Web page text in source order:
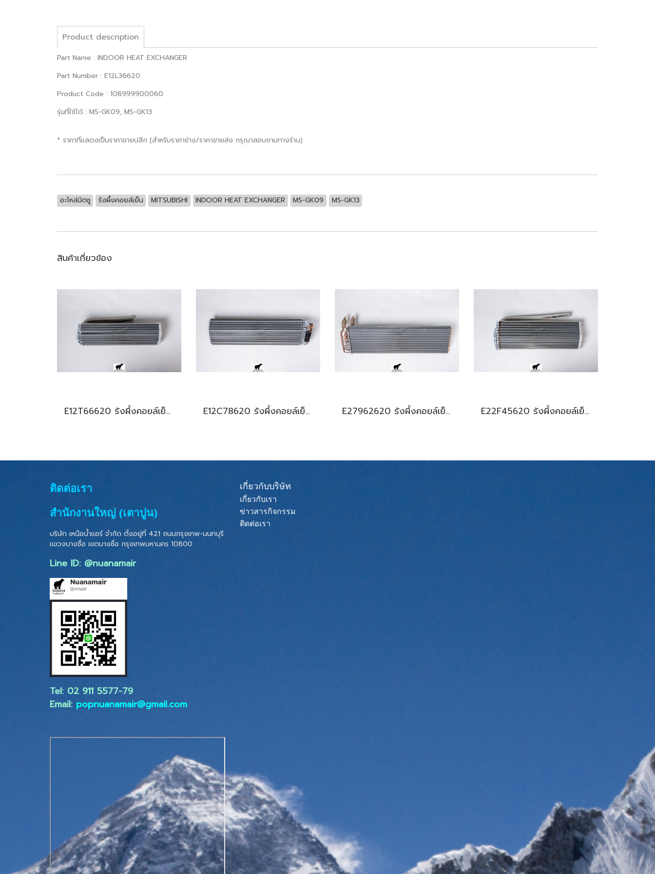
Product description
Part Name : INDOOR HEAT EXCHANGER
Part Number : E12L36620
Product Code : 108999900060
รุ่นที่ใช้ได้ : MS-GK09, MS-GK13
* ราคาที่แสดงเป็นราคาขายปลีก (สำหรับราคาช่าง/ราคาขายส่ง กรุณาสอบถามทางร้าน)
อะไหล่มิตซู รังผึ้งคอยล์เย็น MITSUBISHI INDOOR HEAT EXCHANGER MS-GK09 MS-GK13
สินค้าเกี่ยวข้อง
E12T66620 รังผึ้งคอยล์เย็น สำหรับแอร์มิตซู รุ่น MSY-GM09,13,15 E12C78620 รังผึ้งคอยล์เย็น สำหรับแอร์มิตซู รุ่น MS-SGE18 E27962620 รังผึ้งคอยล์เย็น สำหรับแอร์มิตซู รุ่น PLY-M24,PLY-M30 E22F45620 รังผึ้งคอยล์เย็น สำหรับแอร์มิตซู รุ่น MS-SGF09,MS-SGG09
ติดต่อเรา
สำนักงานใหญ่ (เตาปูน)
บริษัท เหนือน้ำแอร์ จำกัด ตั้งอยู่ที่ 421 ถนนกรุงเทพ-นนทบุรี
แขวงบางซื่อ เขตบางซื่อ กรุงเทพมหานคร 10800
Line ID: @nuanamair
Tel: 02 ​911 5577-79
Email: popnuanamair@gmail.com
เกี่ยวกับบริษัท
เกี่ยวกับเรา
ข่าวสารกิจกรรม
ติดต่อเรา